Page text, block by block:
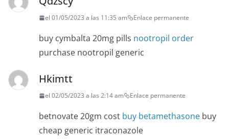
el 01/05/2023 a las 11:35 am Enlace permanente
buy cymbalta 20mg pills nootropil order
purchase nootropil generic
Hkimtt
el 02/05/2023 a las 2:14 am Enlace permanente
betnovate 20gm cost buy betamethasone buy
cheap generic itraconazole